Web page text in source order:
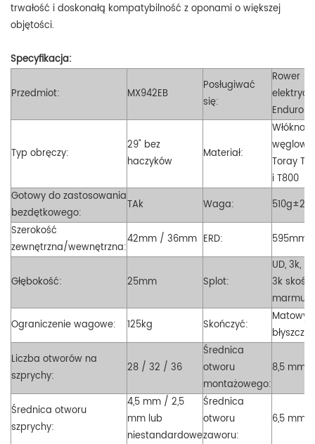
trwałość i doskonałą kompatybilność z oponami o większej
objętości.
Specyfikacja:
Przedmiot: MX942EB
Posługiwać
się:
Rower
Enduro
Typ obręczy:
29" bez
haczyków
Materiał:
Włókno
węglowe
Toray
i T800
Gotowy do zastosowania
bezdętkowego:
TAk Waga:
510g±20
Szerokość
zewnętrzna/wewnętrzna:
42mm / 36mm ERD: 595mm
Głębokość: 25mm Splot:
UD, 3k, 6k,
3k
marmur
Ograniczenie wagowe:
125kg Skończyć:
Matowy,
Liczba otworów na
szprychy:
28 / 32 / 36
Średnica
otworu
montażowego:
8,5 mm
Średnica otworu
szprychy:
4,5 mm / 2,5
mm lub
niestandardowe
Średnica
otworu
zaworu:
6,5 mm